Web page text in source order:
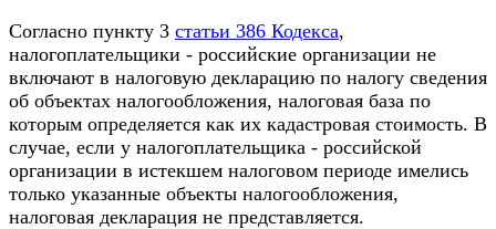
Согласно пункту 3 статьи 386 Кодекса,
налогоплательщики - российские организации не
включают в налоговую декларацию по налогу сведения
об объектах налогообложения, налоговая база по
которым определяется как их кадастровая стоимость. В
случае, если у налогоплательщика - российской
организации в истекшем налоговом периоде имелись
только указанные объекты налогообложения,
налоговая декларация не представляется.